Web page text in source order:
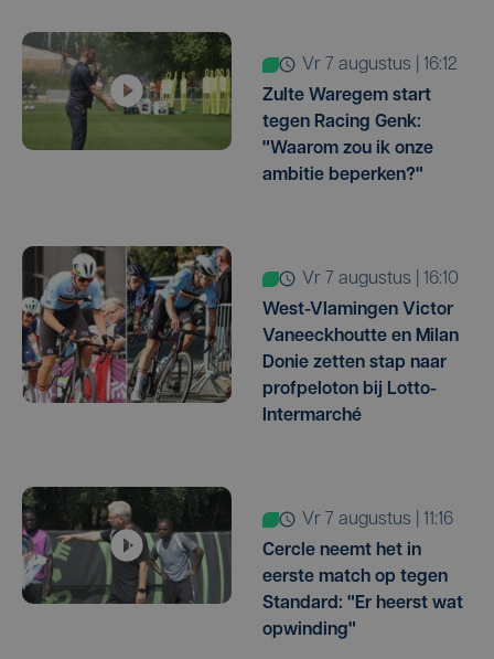
vr 7 augustus | 16:12
Zulte Waregem start
tegen Racing Genk:
"Waarom zou ik onze
ambitie beperken?"
vr 7 augustus | 16:10
West-Vlamingen Victor
Vaneeckhoutte en Milan
Donie zetten stap naar
profpeloton bij Lotto-
Intermarché
vr 7 augustus | 11:16
Cercle neemt het in
eerste match op tegen
Standard: "Er heerst wat
opwinding"